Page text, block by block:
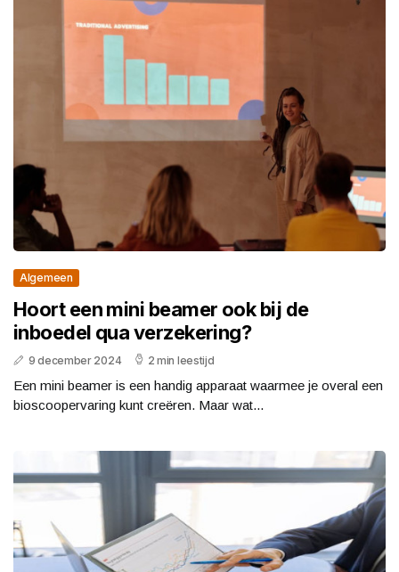
Algemeen
Hoort een mini beamer ook bij de
inboedel qua verzekering?
9 december 2024 2 min leestijd
Een mini beamer is een handig apparaat waarmee je overal een
bioscoopervaring kunt creëren. Maar wat...